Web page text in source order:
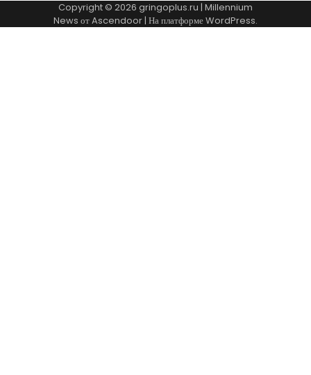
Copyright © 2026 gringoplus.ru | Millennium
News отAscendoor | На платформеWordPress.